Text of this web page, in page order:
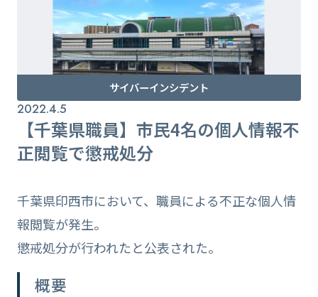
サイバーインシデント
2022.4.5
【千葉県職員】市民4名の個人情報不
正閲覧で懲戒処分
千葉県印西市において、職員による不正な個人情
報閲覧が発生。
懲戒処分が行われたと公表された。
概要